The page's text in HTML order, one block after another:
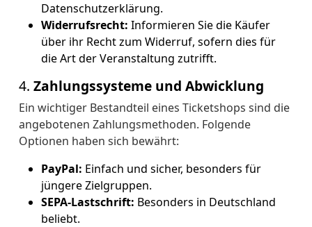
Datenschutzerklärung.
Widerrufsrecht: Informieren Sie die Käufer
über ihr Recht zum Widerruf, sofern dies für
die Art der Veranstaltung zutrifft.
4. Zahlungssysteme und Abwicklung
Ein wichtiger Bestandteil eines Ticketshops sind die
angebotenen Zahlungsmethoden. Folgende
Optionen haben sich bewährt:
PayPal: Einfach und sicher, besonders für
jüngere Zielgruppen.
SEPA-Lastschrift: Besonders in Deutschland
beliebt.